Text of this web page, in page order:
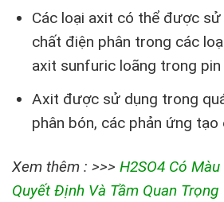
Các loại axit có thể được
chất điện phân trong các
axit sunfuric loãng trong pin
Axit được sử dụng trong
phân bón, các phản ứng tạo
Xem thêm : >>> H2SO4 Có
Quyết Định Và Tầm Quan Trọng